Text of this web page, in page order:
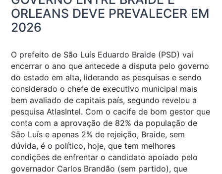
ORLEANS DEVE PREVALECER EM
2026
O prefeito de São Luís Eduardo Braide (PSD) vai
encerrar o ano que antecede a disputa pelo governo
do estado em alta, liderando as pesquisas e sendo
considerado o chefe de executivo municipal mais
bem avaliado de capitais país, segundo revelou a
pesquisa AtlasIntel. Com o cacife de bom gestor que
conta com a aprovação de 82% da população de
São Luís e apenas 2% de rejeição, Braide, sem
dúvida, é o político, hoje, que tem melhores
condições de enfrentar o candidato apoiado pelo
governador Carlos Brandão (sem partido), que